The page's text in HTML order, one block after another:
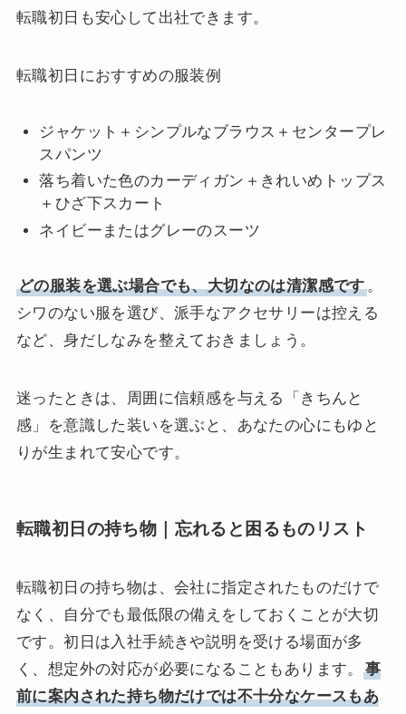
転職初日も安心して出社できます。
転職初日におすすめの服装例
ジャケット＋シンプルなブラウス＋センタープレ
スパンツ
落ち着いた色のカーディガン＋きれいめトップス
＋ひざ下スカート
ネイビーまたはグレーのスーツ
どの服装を選ぶ場合でも、大切なのは清潔感です。
シワのない服を選び、派手なアクセサリーは控える
など、身だしなみを整えておきましょう。
迷ったときは、周囲に信頼感を与える「きちんと
感」を意識した装いを選ぶと、あなたの心にもゆと
りが生まれて安心です。
転職初日の持ち物｜忘れると困るものリスト
転職初日の持ち物は、会社に指定されたものだけで
なく、自分でも最低限の備えをしておくことが大切
です。初日は入社手続きや説明を受ける場面が多
く、想定外の対応が必要になることもあります。
事
前に案内された持ち物だけでは不十分なケースもあ